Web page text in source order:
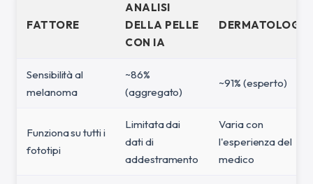
FATTORE
ANALISI
DELLA PELLE
CON IA
DERMATOLOGO
Sensibilità al
melanoma
~86%
(aggregato)
~91% (esperto)
Funziona su tutti i
fototipi
Limitata dai
dati di
addestramento
Varia con
l'esperienza del
medico